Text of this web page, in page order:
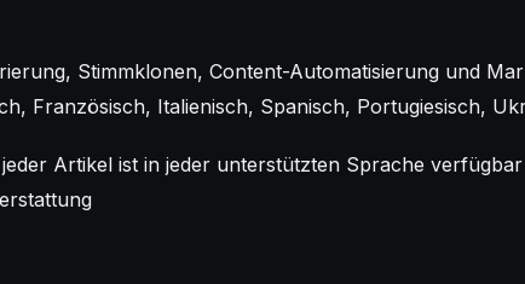
Stimmklonen, Content-Automatisierung und
Französisch, Italienisch, Spanisch, Portugiesisch,
Artikel ist in jeder unterstützten Sprache verfügbar